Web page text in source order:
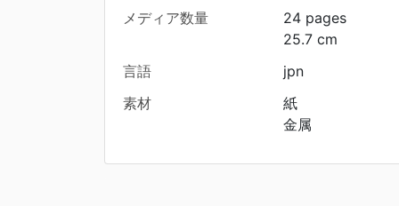
メディア数量
24 pages
25.7 cm
言語
jpn
素材
紙
金属